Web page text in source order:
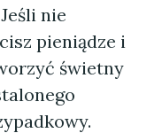
nie
pieniądze i
świetny